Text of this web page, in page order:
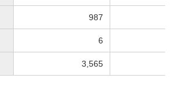
987
6
3,565